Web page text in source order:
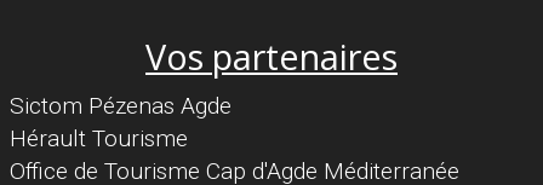
Vos partenaires
Sictom Pézenas Agde
Hérault Tourisme
Office de Tourisme Cap d'Agde Méditerranée